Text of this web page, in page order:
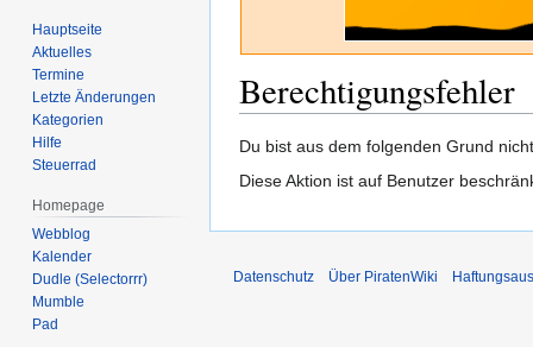
Berechtigungsfehler
Zur
Navigation
Zur
Suche
Du bist aus dem folgenden Grund
Diese Aktion ist auf Benutzer
Hauptseite
Aktuelles
Termine
Letzte Änderungen
Kategorien
Hilfe
Steuerrad
Homepage
Webblog
Kalender
Dudle (Selectorrr)
Mumble
Pad
Datenschutz Über PiratenWiki